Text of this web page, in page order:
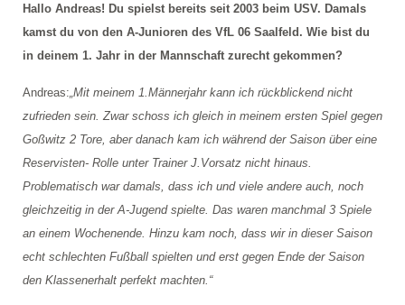
Hallo Andreas! Du spielst bereits seit 2003 beim USV. Damals
kamst du von den A-Junioren des VfL 06 Saalfeld. Wie bist du
in deinem 1. Jahr in der Mannschaft zurecht gekommen?
Andreas:„Mit meinem 1.Männerjahr kann ich rückblickend nicht
zufrieden sein. Zwar schoss ich gleich in meinem ersten Spiel gegen
Goßwitz 2 Tore, aber danach kam ich während der Saison über eine
Reservisten- Rolle unter Trainer J.Vorsatz nicht hinaus.
Problematisch war damals, dass ich und viele andere auch, noch
gleichzeitig in der A-Jugend spielte. Das waren manchmal 3 Spiele
an einem Wochenende. Hinzu kam noch, dass wir in dieser Saison
echt schlechten Fußball spielten und erst gegen Ende der Saison
den Klassenerhalt perfekt machten.“